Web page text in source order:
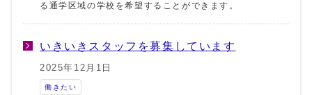
る通学区域の学校を希望することができます。
いきいきスタッフを募集しています
2025年12月1日
働きたい